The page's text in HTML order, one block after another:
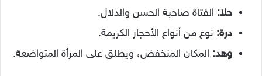
حلا: الفتاة صاحبة الحسن والدلال.
درة: نوع من أنواع الأحجار الكريمة.
وهد: المكان المنخفض، ويطلق على المرأة المتواضعة.